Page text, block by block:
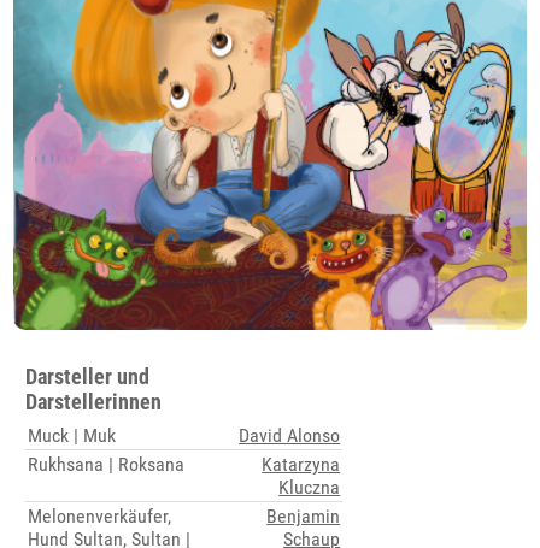
Darsteller und
Darstellerinnen
Muck | Muk
David Alonso
Rukhsana | Roksana
Katarzyna
Kluczna
Melonenverkäufer,
Hund Sultan, Sultan |
Benjamin
Schaup